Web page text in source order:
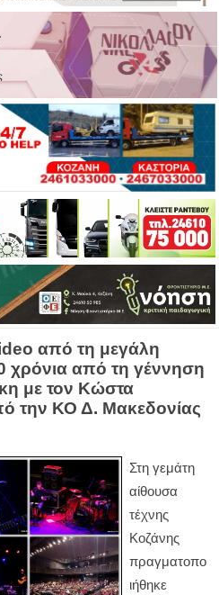
από τη μεγάλη
χρόνια από τη γέννηση
με τον Κώστα
την ΚΟ Δ. Μακεδονίας
Στη γεμάτη
αίθουσα
τέχνης
Κοζάνης
πραγματοπο
ιήθηκε